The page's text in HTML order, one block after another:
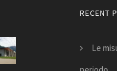
RECENT
Le